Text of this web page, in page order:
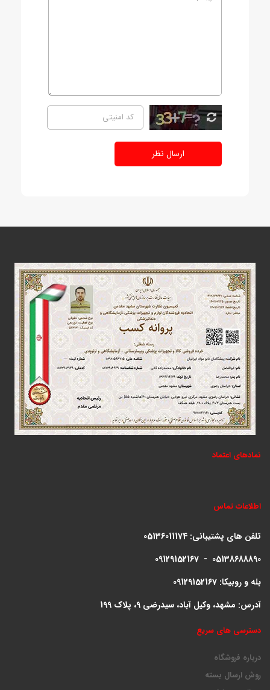
ارسال نظر
نمادهای اعتماد
اطلاعات تماس
تلفن های پشتیبانی: 05136011174
09129152167 - 05138688890
بله و روبیکا: 09129152167
آدرس: مشهد، وکیل آباد، سیدرضی 9، پلاک 199
دسترسی های سریع
درباره فروشگاه
روش ارسال بسته